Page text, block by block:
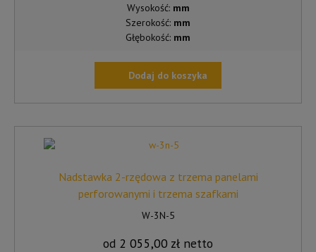
Wysokość: mm
Szerokość: mm
Głębokość: mm
Dodaj do koszyka
Nadstawka 2-rzędowa z trzema panelami
perforowanymi i trzema szafkami
W-3N-5
od 2 055,00 zł netto